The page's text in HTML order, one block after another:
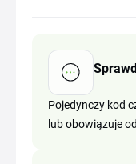
Pojedynczy kod
lub obowiązuje